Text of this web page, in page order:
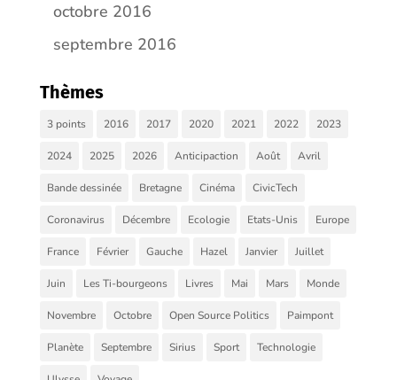
octobre 2016
septembre 2016
Thèmes
3 points 2016 2017 2020 2021 2022 2023
2024 2025 2026 Anticipaction Août Avril
Bande dessinée Bretagne Cinéma CivicTech
Coronavirus Décembre Ecologie Etats-Unis Europe
France Février Gauche Hazel Janvier Juillet
Juin Les Ti-bourgeons Livres Mai Mars Monde
Novembre Octobre Open Source Politics Paimpont
Planète Septembre Sirius Sport Technologie